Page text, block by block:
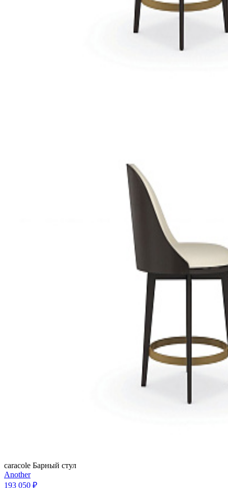
caracole Барный стул
Another
193 050 ₽